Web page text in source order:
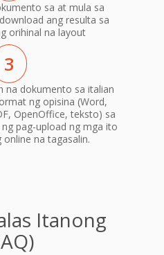
sa at mula sa
ang resulta sa
orihinal na layout
3
na dokumento sa italian
ng opisina (Word,
OpenOffice, teksto) sa
pag-upload ng mga ito
online na tagasalin.
Itanong